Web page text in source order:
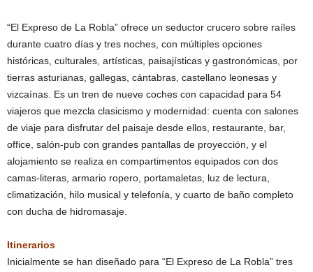
“El Expreso de La Robla” ofrece un seductor crucero sobre raíles
durante cuatro días y tres noches, con múltiples opciones
históricas, culturales, artísticas, paisajísticas y gastronómicas, por
tierras asturianas, gallegas, cántabras, castellano leonesas y
vizcaínas. Es un tren de nueve coches con capacidad para 54
viajeros que mezcla clasicismo y modernidad: cuenta con salones
de viaje para disfrutar del paisaje desde ellos, restaurante, bar,
office, salón-pub con grandes pantallas de proyección, y el
alojamiento se realiza en compartimentos equipados con dos
camas-literas, armario ropero, portamaletas, luz de lectura,
climatización, hilo musical y telefonía, y cuarto de baño completo
con ducha de hidromasaje.
Itinerarios
Inicialmente se han diseñado para “El Expreso de La Robla” tres